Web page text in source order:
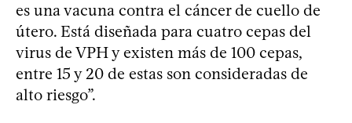
es una vacuna contra el cáncer de cuello de
útero. Está diseñada para cuatro cepas del
virus de VPH y existen más de 100 cepas,
entre 15 y 20 de estas son consideradas de
alto riesgo”.